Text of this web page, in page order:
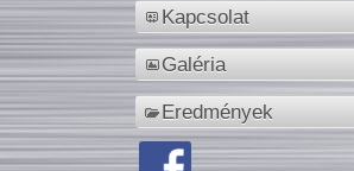
Kapcsolat
Galéria
Eredmények